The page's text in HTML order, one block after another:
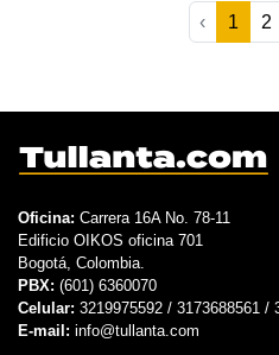
‹ 1 2
Oficina: Carrera 16A No. 78-11
Edificio OIKOS oficina 701
Bogotá, Colombia.
PBX: (601) 6360070
Celular: 3219975592 / 3173688561 /
E-mail: info@tullanta.com